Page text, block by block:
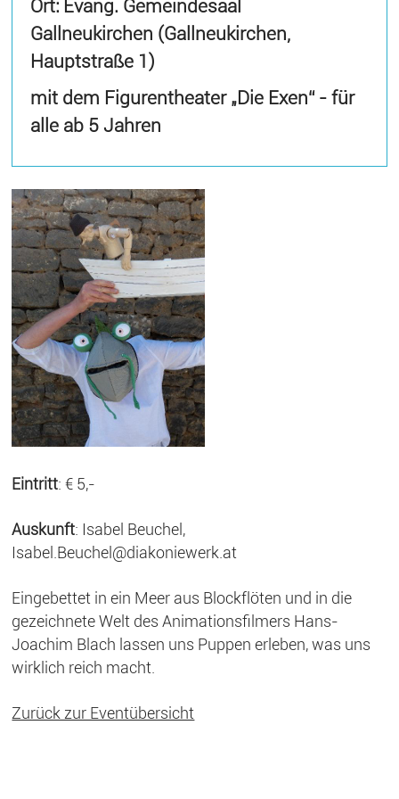
Ort: Evang. Gemeindesaal
Gallneukirchen (Gallneukirchen,
Hauptstraße 1)
mit dem Figurentheater „Die Exen“ - für
alle ab 5 Jahren
Eintritt: € 5,-
Auskunft: Isabel Beuchel,
Isabel.Beuchel@diakoniewerk.at
Eingebettet in ein Meer aus Blockflöten und in die
gezeichnete Welt des Animationsfilmers Hans-
Joachim Blach lassen uns Puppen erleben, was uns
wirklich reich macht.
Zurück zur Eventübersicht